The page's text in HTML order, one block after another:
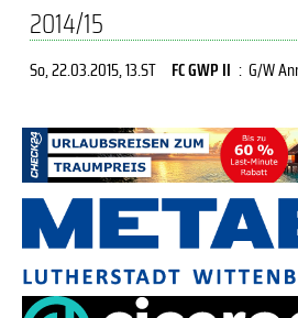
2014/15
So, 22.03.2015, 13.ST FC GWP II : G/W